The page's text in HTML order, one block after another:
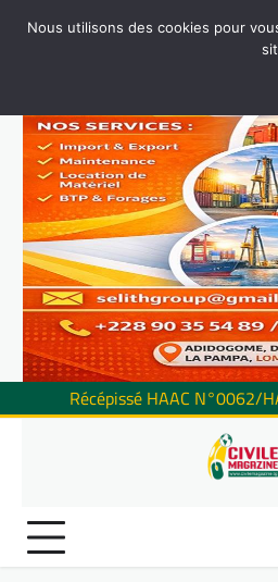
Récépissé HAAC N°0062/
Nous utilisons des cookies pour